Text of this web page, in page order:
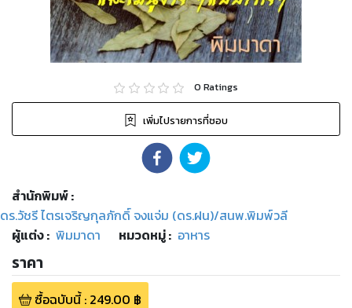
0 Ratings
เพิ่มไปรายการที่ชอบ
สำนักพิมพ์:
ดร.วัชรี ไตรเจริญกุลภักดิ์ จงแจ่ม (ดร.ฝน)/สนพ.พิมพ์วลี
ผู้แต่ง : พิมมาดา หมวดหมู่: อาหาร
ราคา
ซื้อฉบับนี้: 249.00 ฿